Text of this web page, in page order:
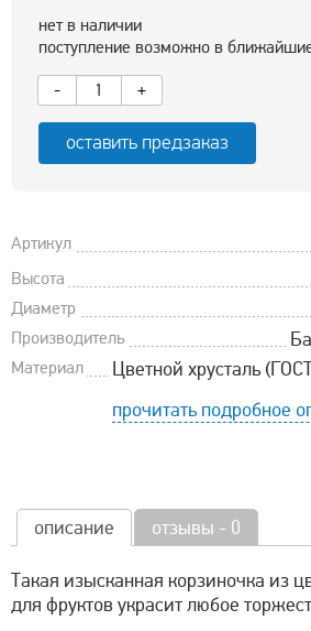
нет в наличии
поступление возможно в
-
+
оставить предзаказ
Артикул
Высота
Диаметр
Производитель
Материал
Цветной хрусталь
прочитать подробное
описание отзывы - 0
Такая изысканная корзиночка из
для фруктов украсит любое